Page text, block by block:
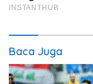
Baca Juga